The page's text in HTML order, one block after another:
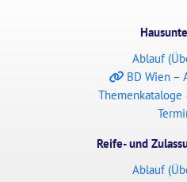
Ablauf
BD Wien –
Reife- und
Ablauf